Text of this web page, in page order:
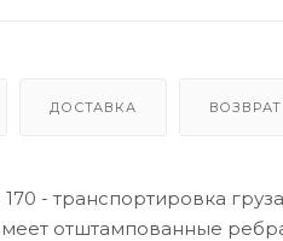
ДОСТАВКА ВОЗВРАТ
- транспортировка
отштампованные